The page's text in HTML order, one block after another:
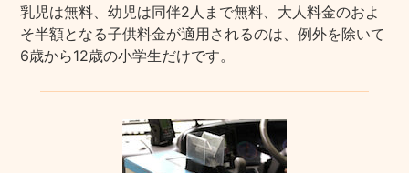
乳児は無料、幼児は同伴2人まで無料、大人料金のおよ
そ半額となる子供料金が適用されるのは、例外を除いて
6歳から12歳の小学生だけです。